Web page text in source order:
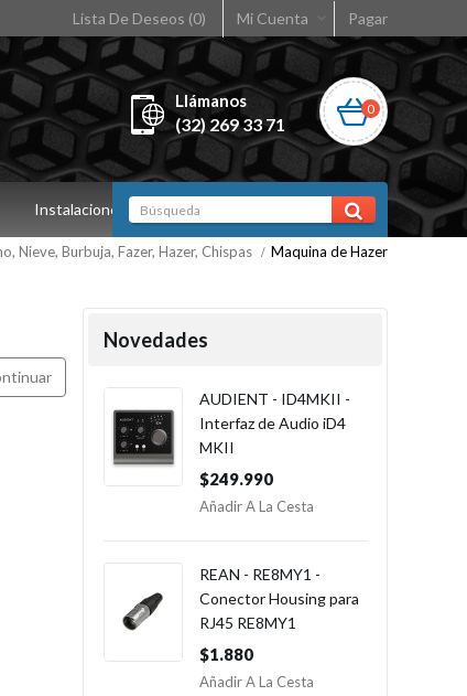
Lista De Deseos (0) Mi Cuenta Pagar
Llámanos
(32) 269 33 71
0
Instalaciones
Nieve, Burbuja, Fazer, Hazer, Chispas Maquina de Hazer
Novedades
AUDIENT - ID4MKII -
Interfaz de Audio iD4
MKII
$249.990
Añadir A La Cesta
REAN - RE8MY1 -
Conector Housing para
RJ45 RE8MY1
$1.880
Añadir A La Cesta